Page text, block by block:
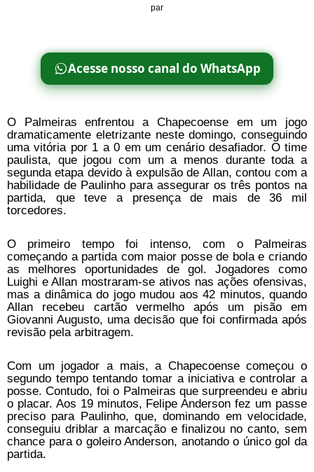
par
Acesse nosso canal do WhatsApp
O Palmeiras enfrentou a Chapecoense em um jogo
dramaticamente eletrizante neste domingo, conseguindo
uma vitória por 1 a 0 em um cenário desafiador. O time
paulista, que jogou com um a menos durante toda a
segunda etapa devido à expulsão de Allan, contou com a
habilidade de Paulinho para assegurar os três pontos na
partida, que teve a presença de mais de 36 mil
torcedores.
O primeiro tempo foi intenso, com o Palmeiras
começando a partida com maior posse de bola e criando
as melhores oportunidades de gol. Jogadores como
Luighi e Allan mostraram-se ativos nas ações ofensivas,
mas a dinâmica do jogo mudou aos 42 minutos, quando
Allan recebeu cartão vermelho após um pisão em
Giovanni Augusto, uma decisão que foi confirmada após
revisão pela arbitragem.
Com um jogador a mais, a Chapecoense começou o
segundo tempo tentando tomar a iniciativa e controlar a
posse. Contudo, foi o Palmeiras que surpreendeu e abriu
o placar. Aos 19 minutos, Felipe Anderson fez um passe
preciso para Paulinho, que, dominando em velocidade,
conseguiu driblar a marcação e finalizou no canto, sem
chance para o goleiro Anderson, anotando o único gol da
partida.